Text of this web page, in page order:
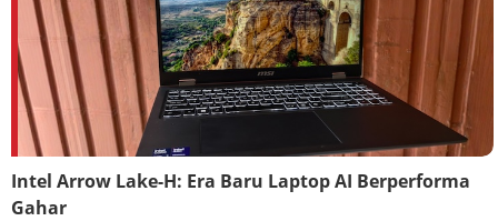
Intel Arrow Lake-H: Era Baru Laptop AI Berperforma
Gahar